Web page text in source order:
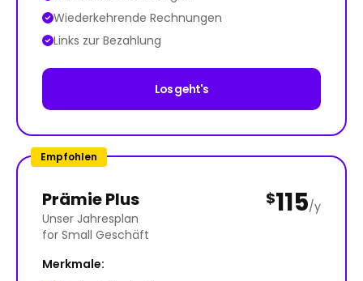
Wiederkehrende Rechnungen
Links zur Bezahlung
Los geht's
Empfohlen
Prämie Plus
Unser Jahresplan
for Small Geschäft
$115/y
Merkmale: